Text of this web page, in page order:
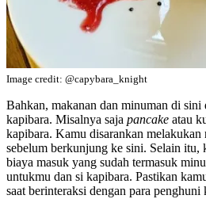
Image credit: @capybara_knight
Bahkan, makanan dan minuman di sini
kapibara. Misalnya saja pancake atau
kapibara. Kamu disarankan melakukan
sebelum berkunjung ke sini. Selain itu,
biaya masuk yang sudah termasuk
untukmu dan si kapibara. Pastikan
saat berinteraksi dengan para penghuni